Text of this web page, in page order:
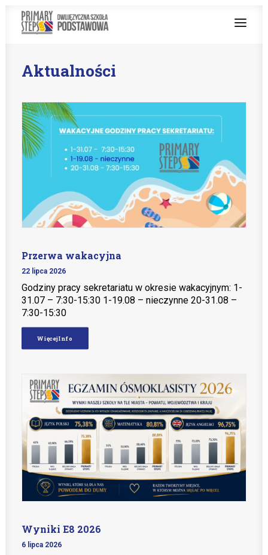
NAUCZANIE DWUJĘZYCZNE
OFERTA
Z ŻYCIA SZKOŁY
PRACUJ Z NAMI
STREFA RODZICA
Teachers zone
Szkoła Języka Angielskiego International House
KONTAKT
TEL.: 33 821-35-86
Aktualności
Przerwa wakacyjna
22 lipca 2026
Godziny pracy sekretariatu w okresie wakacyjnym: 1-
31.07 – 7:30-15:30 1-19.08 – nieczynne 20-31.08 –
7:30-15:30
Więcej Info
Wyniki E8 2026
6 lipca 2026